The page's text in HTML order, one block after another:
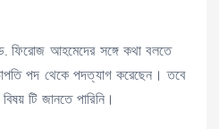
ফিরোজ আহমেদের সঙ্গে কথা বলতে
পদ থেকে পদত্যাগ করেছেন। তবে
টি জানতে পারিনি।